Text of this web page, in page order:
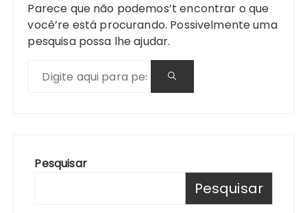
Parece que não podemos’t encontrar o que
você’re está procurando. Possivelmente uma
pesquisa possa lhe ajudar.
Pesquisar
Pesquisar